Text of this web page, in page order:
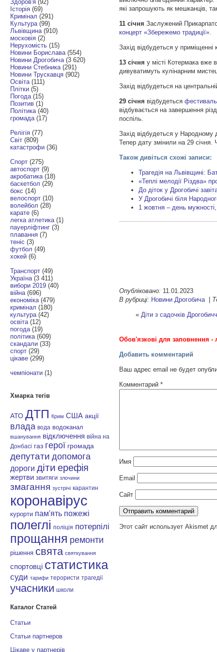
Здоров'я (92)
Історія (69)
Кримінал (291)
Культура (99)
Львівщина (910)
московія (2)
Нерухомість (15)
Новини Борислава (554)
Новини Дрогобича (3 620)
Новини Стебника (291)
Новини Трускавця (902)
Освіта (111)
Плітки (5)
Погода (15)
Позитив (1)
Політика (40)
громада (17)
Релігія (77)
Світ (809)
катастрофи (36)
Спорт (275)
автоспорт (9)
акробатика (18)
баскетбол (29)
бокс (14)
велоспорт (10)
волейбол (28)
карате (6)
легка атлетика (1)
пауерліфтинг (3)
плавання (7)
теніс (3)
футбол (49)
хокей (6)
Транспорт (49)
Україна (3 411)
вибори 2019 (40)
війна (696)
економіка (479)
кримінал (180)
культура (42)
освіта (12)
погода (19)
політика (609)
скандали (33)
спорт (29)
цікаве (299)
чемпіонати (1)
Хмарка тегів
АТО ДТП Крим США акції
влада вода водоканал
вшанування відключення війна на
Донбасі газ герої громада
депутати допомога
дороги діти ерефія
жертви звитяги злочини
змагання зустрічі карантин
коронавірус
курорти пам'ять пожежі
полеглі поліція потерпілі
прощання ремонти
рішення свята святкування
спортовці статистика
суди тарифи терористи трагедії
учасники школи
Каталог Статей
Статьи
Статьи партнеров
Цікаве у партнерів
які запрошують як мешканців,
11 січня Заслужений
концерт «Збережемо традиції».
Захід відбудеться у
13 січня у місті Котермака вже
дивуватимуть кулінарним
Захід відбудеться на
29 січня відбудетьсяфестиваль
відбувається на завершення
поспіль.
Захід відбудеться у Народному
Тепер дату змінили на 29
Також дивіться схожі записи:
Трагедія на Львівщині:
«Теплі мелодії Різдва»
До діток у Дрогобичі
У Дрогобичі біля
1 жовтня – день мужності,
Опубліковано: 11.01.2023
В рубриці: Новини Дрогобича |
« Діти з садочків
Обов'язкові для заповнення
Добавить комментарий
Ваш адрес email не будет
Комментарий*
Имя
Email
Сайт
Этот сайт использует Akismet